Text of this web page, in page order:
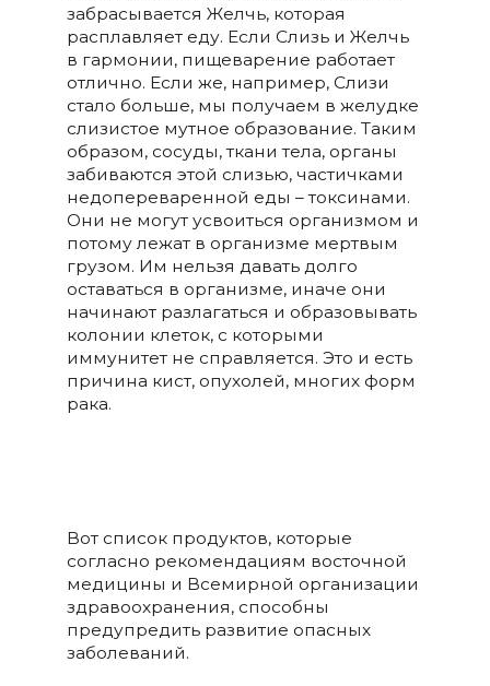
забрасывается Желчь, которая
расплавляет еду. Если Слизь и Желчь
в гармонии, пищеварение работает
отлично. Если же, например, Слизи
стало больше, мы получаем в желудке
слизистое мутное образование. Таким
образом, сосуды, ткани тела, органы
забиваются этой слизью, частичками
недопереваренной еды – токсинами.
Они не могут усвоиться организмом и
потому лежат в организме мертвым
грузом. Им нельзя давать долго
оставаться в организме, иначе они
начинают разлагаться и образовывать
колонии клеток, с которыми
иммунитет не справляется. Это и есть
причина кист, опухолей, многих форм
рака.
Вот список продуктов, которые
согласно рекомендациям восточной
медицины и Всемирной организации
здравоохранения, способны
предупредить развитие опасных
заболеваний.